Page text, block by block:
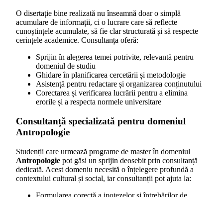
O disertație bine realizată nu înseamnă doar o simplă
acumulare de informații, ci o lucrare care să reflecte
cunoștințele acumulate, să fie clar structurată și să respecte
cerințele academice. Consultanța oferă:
Sprijin în alegerea temei potrivite, relevantă pentru
domeniul de studiu
Ghidare în planificarea cercetării și metodologie
Asistență pentru redactare și organizarea conținutului
Corectarea și verificarea lucrării pentru a elimina
erorile și a respecta normele universitare
Consultanță specializată pentru domeniul
Antropologie
Studenții care urmează programe de master în domeniul
Antropologie pot găsi un sprijin deosebit prin consultanță
dedicată. Acest domeniu necesită o înțelegere profundă a
contextului cultural și social, iar consultanții pot ajuta la:
Formularea corectă a ipotezelor și întrebărilor de